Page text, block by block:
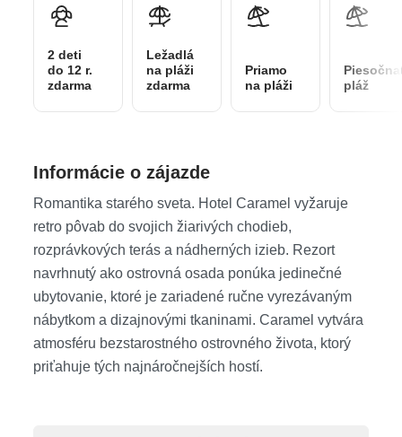
2 deti
do 12 r.
zdarma
Ležadlá
na pláži
zdarma
Priamo
na pláži
pláž
Informácie o zájazde
Romantika starého sveta. Hotel Caramel vyžaruje
retro pôvab do svojich žiarivých chodieb,
rozprávkových terás a nádherných izieb. Rezort
navrhnutý ako ostrovná osada ponúka jedinečné
ubytovanie, ktoré je zariadené ručne vyrezávaným
nábytkom a dizajnovými tkaninami. Caramel vytvára
atmosféru bezstarostného ostrovného života, ktorý
priťahuje tých najnáročnejších hostí.